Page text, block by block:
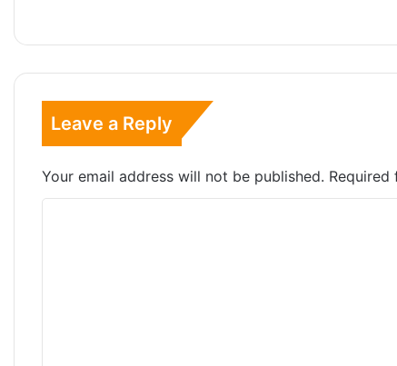
Leave a Reply
Your email address will not be published. Required